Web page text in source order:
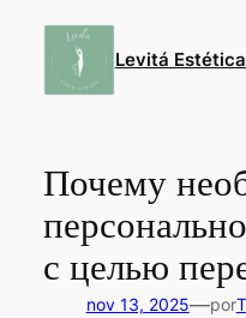
Levitá
Почему
с целью
nov 13, 2025—por